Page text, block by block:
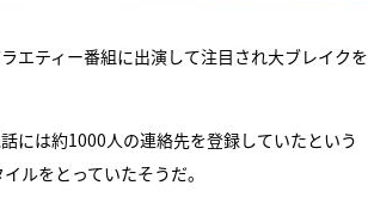
エティー番組に出演して注目され大ブレイクを
には約1000人の連絡先を登録していたという
ルをとっていたそうだ。